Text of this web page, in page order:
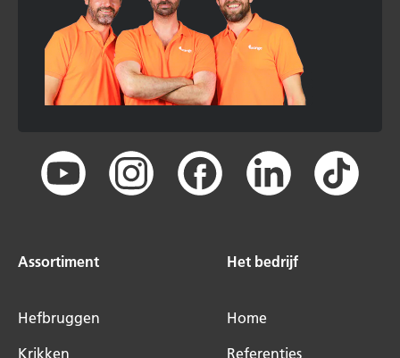
Assortiment
Hefbruggen
Krikken
Het bedrijf
Home
Referenties